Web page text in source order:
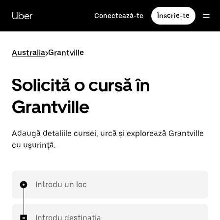
direct
conținutul
principal
Uber Conectează-te Înscrie-te
Australia>Grantville
Solicită o cursă în
Grantville
Adaugă detaliile cursei, urcă și explorează Grantville
cu ușurință.
Introdu un loc
Introdu destinația